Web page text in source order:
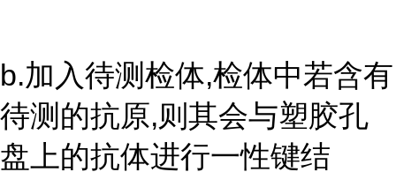
b.加入待测检体,检体中若含有
待测的抗原,则其会与塑胶孔
盘上的抗体进行一性键结